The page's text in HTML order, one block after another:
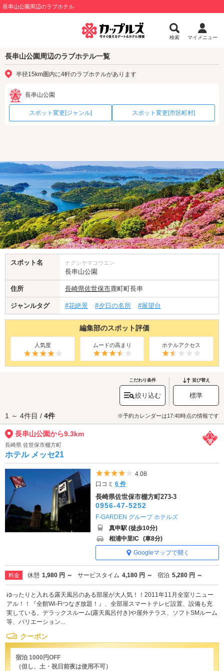
長串山公園周辺のラブホテル
検索 マイメニュー
長串山公園周辺のラブホテル一覧
半径15km圏内に4軒のラブホテルがあります
長串山公園
スポット変更[ジャンル] スポット変更[市区町村]
スポット名 ナグシヤマコウエン
長串山公園
住所 長崎県佐世保市鹿町町長串
ジャンルタグ #花絶景 #夕日の名所 #展望台
編集部のスポット評価
人気度 ムードの高まり ホテルアクセス
こだわり条件
絞り込む
並び替え
標準
1 ～ 4件目 / 4件 ※予約カレンダーは17:40時点の情報です
長串山公園から9.3km
長崎県 佐世保市棚方町
ホテル メッセ21
5つ星のうち4
4.08
口コミ6 件
長崎県佐世保市棚方町273-3
0956-47-5252
F-GARDEN グループ ホテルズ
真申駅 (徒歩10分)
相浦中里IC (車8分)
Googleマップで開く
料金 休憩 1,980 円 ～ サービスタイム 4,180 円 ～ 宿泊 5,280 円 ～
ゆったりと入れる露天風呂のある部屋が大人気！！2011年11月全室リニュー
アル！！『全館Wi-Fiつなぎ放題！』、全部屋スマートテレビ設置、設備も充
実している。デラックスルーム(露天風呂付き)や屋外テラス、ソフトSMルーム
等、バリエーション...
クーポン
宿泊 1000円OFF
（但し、土・祝日前夜は使用不可）